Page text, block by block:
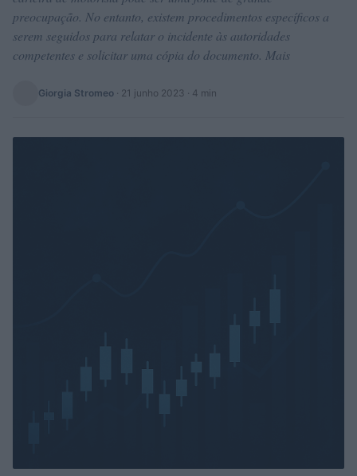
preocupação. No entanto, existem procedimentos específicos a
serem seguidos para relatar o incidente às autoridades
competentes e solicitar uma cópia do documento. Mais
Giorgia Stromeo · 21 junho 2023 · 4 min